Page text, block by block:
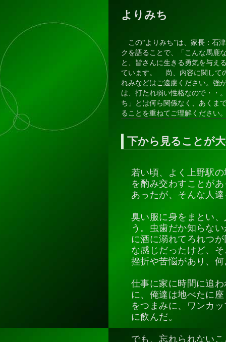
よりみち
この“よりみち”は、家長：石
クを語ることで、「こんな馬鹿
と、皆さんに生きる勇気を与え
ています。 尚、内容に関して
れみなどはご遠慮ください。強
は、打たれ弱い性格なので・・
ち」とは何ら関係なく、あくま
ることを重ねてご理解ください
下から見ることが
若い頃、よく上野駅
を酌み交わすことが
あったが、そんな人
臭い服に身をまとい
う。虫歯だか知らな
に酒に溺れてろれつ
な感じだったけど、
挫折や苦悩があり、
仕事に家に時間に追
に、俺達は地べたに
をつまみに、ワンカ
に飲んだ。
でも、忘れられない